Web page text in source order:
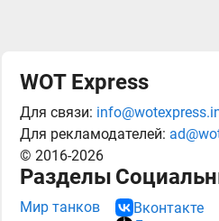
WOT Express
Для связи:
Для рекламодателей:
© 2016-2026
Разделы
Мир танков
Вконтакте